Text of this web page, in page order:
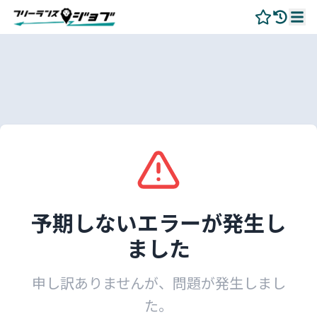
予期しないエラーが発生し
ました
申し訳ありませんが、問題が発生しまし
た。